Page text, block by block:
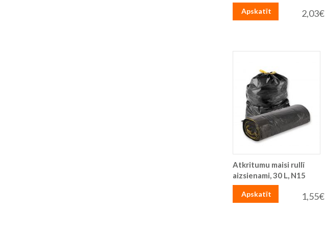
2,03€
Apskatīt
Atkritumu maisi rullī
aizsienami, 30 L, N15
1,55€
Apskatīt